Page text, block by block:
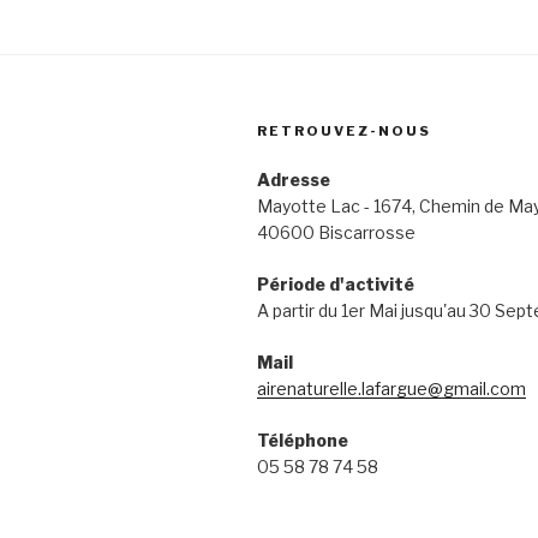
RETROUVEZ-NOUS
Adresse
Mayotte Lac - 1674, Chemin de
40600 Biscarrosse
Période d'activité
A partir du 1er Mai jusqu'au 30
Mail
airenaturelle.lafargue@gmail.com
Téléphone
05 58 78 74 58